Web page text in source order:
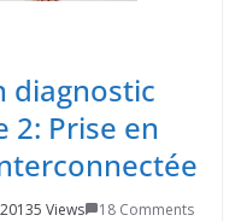
diagnostic
2: Prise en
20135 Views 18 Comments